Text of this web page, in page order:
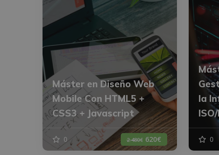
Máster en Diseño Web
Mobile Con HTML5 +
CSS3 + Javascript
0 2.480€ 620€
la
0